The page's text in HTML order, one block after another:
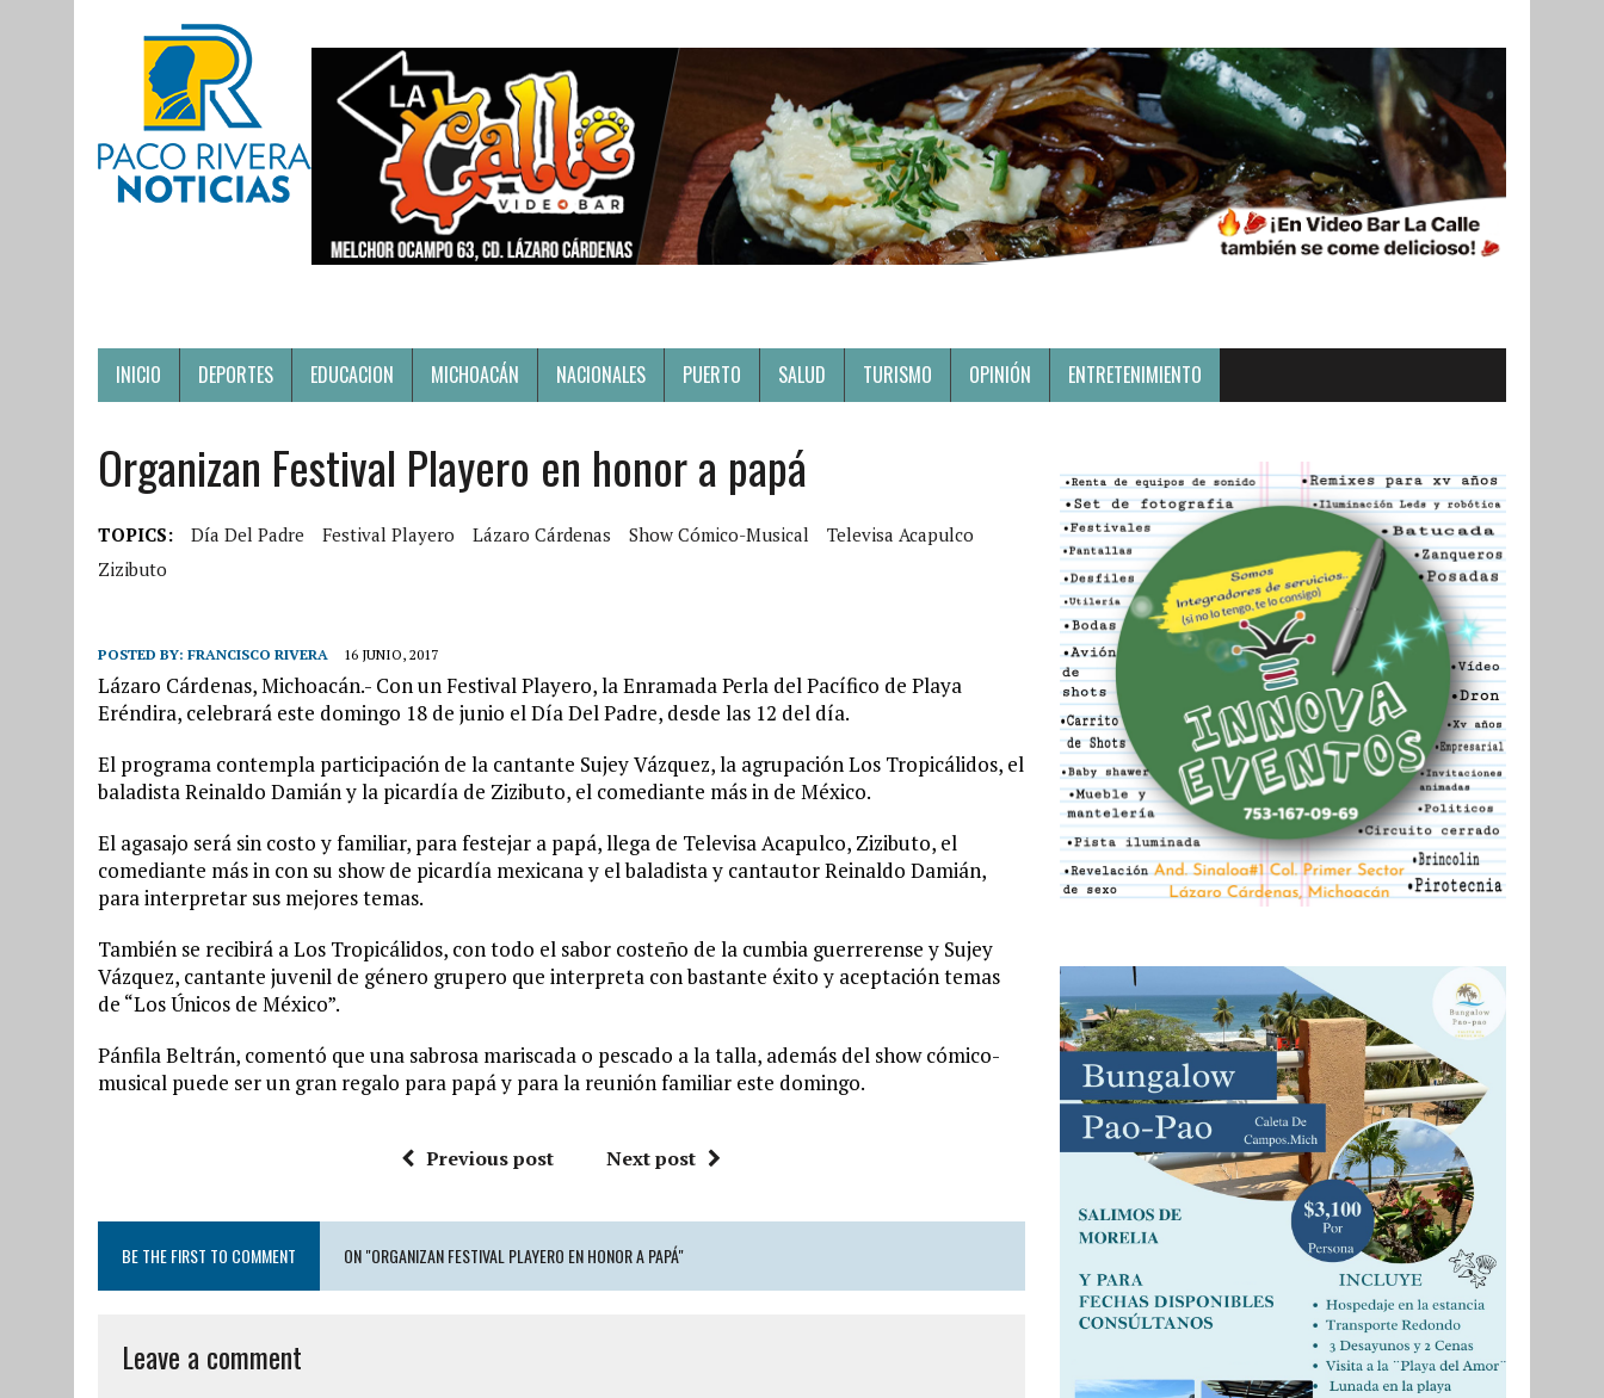
INICIO DEPORTES EDUCACION MICHOACÁN NACIONALES PUERTO SALUD TURISMO OPINIÓN ENTRETENIMIENTO
Organizan Festival Playero en honor a papá
TOPICS: Día Del Padre Festival Playero Lázaro Cárdenas Show Cómico-Musical
Televisa Acapulco
Zizibuto
POSTED BY: FRANCISCO RIVERA 16 JUNIO, 2017
Lázaro Cárdenas, Michoacán.- Con un Festival Playero, la Enramada Perla del Pacífico de Playa
Eréndira, celebrará este domingo 18 de junio el Día Del Padre, desde las 12 del día.
El programa contempla participación de la cantante Sujey Vázquez, la agrupación Los Tropicálidos, el
baladista Reinaldo Damián y la picardía de Zizibuto, el comediante más in de México.
El agasajo será sin costo y familiar, para festejar a papá, llega de Televisa Acapulco, Zizibuto, el
comediante más in con su show de picardía mexicana y el baladista y cantautor Reinaldo Damián,
para interpretar sus mejores temas.
También se recibirá a Los Tropicálidos, con todo el sabor costeño de la cumbia guerrerense y Sujey
Vázquez, cantante juvenil de género grupero que interpreta con bastante éxito y aceptación temas
de “Los Únicos de México”.
Pánfila Beltrán, comentó que una sabrosa mariscada o pescado a la talla, además del show cómico-
musical puede ser un gran regalo para papá y para la reunión familiar este domingo.
Previous post Next post
BE THE FIRST TO COMMENT ON "ORGANIZAN FESTIVAL PLAYERO EN HONOR A PAPÁ"
Leave a comment